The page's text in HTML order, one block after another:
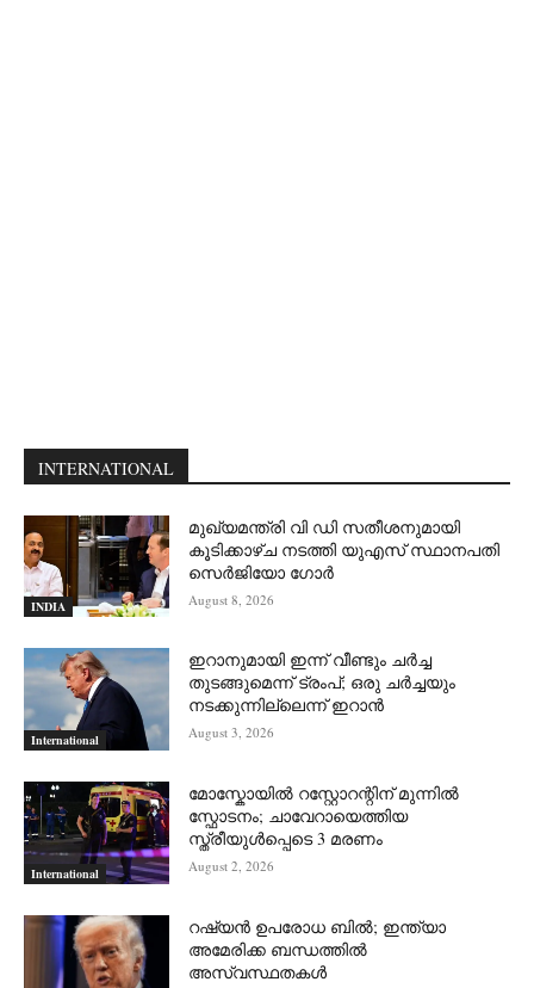
INTERNATIONAL
INDIA
മുഖ്യമന്ത്രി വി ഡി സതീശനുമായി
കൂടിക്കാഴ്ച നടത്തി യുഎസ് സ്ഥാനപതി
സെര്‍ജിയോ ഗോര്‍
August 8, 2026
International
ഇറാനുമായി ഇന്ന് വീണ്ടും ചര്‍ച്ച
തുടങ്ങുമെന്ന് ട്രംപ്; ഒരു ചര്‍ച്ചയും
നടക്കുന്നില്ലെന്ന് ഇറാന്‍
August 3, 2026
International
മോസ്കോയിൽ റസ്റ്റോറന്റിന് മുന്നിൽ
സ്ഫോടനം; ചാവേറായെത്തിയ
സ്ത്രീയുൾപ്പെടെ 3 മരണം
August 2, 2026
റഷ്യന്‍ ഉപരോധ ബില്‍; ഇന്ത്യാ
അമേരിക്ക ബന്ധത്തില്‍
അസ്വസ്ഥതകള്‍